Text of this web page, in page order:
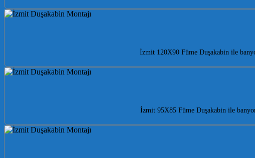
İzmit 120X90 Füme Duşakabin ile
İzmit 95X85 Füme Duşakabin ile